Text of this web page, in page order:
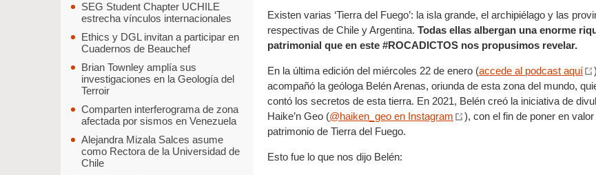
SEG Student Chapter UCHILE
estrecha vínculos internacionales
Ethics y DGL invitan a participar en
Cuadernos de Beauchef
Brian Townley amplía sus
investigaciones en la Geología del
Terroir
Comparten interferograma de zona
afectada por sismos en Venezuela
Alejandra Mizala Salces asume
como Rectora de la Universidad de
Chile
Existen varias ‘Tierra del Fuego’: la isla grande, el archipiélago y las
respectivas de Chile y Argentina. Todas ellas albergan una enorme
patrimonial que en este #ROCADICTOS nos propusimos revelar.
En la última edición del miércoles 22 de enero (accede al podcast aquí
acompañó la geóloga Belén Arenas, oriunda de esta zona del mundo,
contó los secretos de esta tierra. En 2021, Belén creó la iniciativa de
Haike’n Geo (@haiken_geo en Instagram
), con el fin de poner en valor
patrimonio de Tierra del Fuego.
Esto fue lo que nos dijo Belén: